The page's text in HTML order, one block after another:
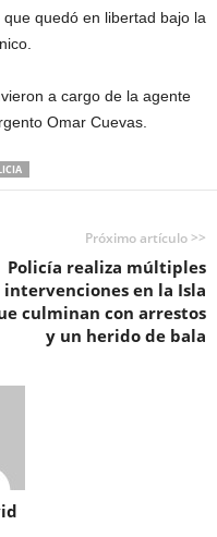
quedó en libertad bajo la
a cargo de la agente
Omar Cuevas.
Próximo artículo >>
Policía realiza múltiples
intervenciones en la Isla
culminan con arrestos
y un herido de bala